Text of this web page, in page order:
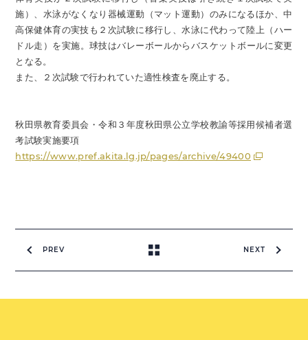
施）、水泳がなくなり器械運動（マット運動）のみになるほか、中
高保健体育の実技も２次試験に移行し、水泳に代わって陸上（ハー
ドル走）を実施。球技はバレーボールからバスケットボールに変更
となる。
また、２次試験で行われていた適性検査を廃止する。
秋田県教育委員会・令和３年度秋田県公立学校教諭等採用候補者選
考試験実施要項
https://www.pref.akita.lg.jp/pages/archive/49400
PREV NEXT